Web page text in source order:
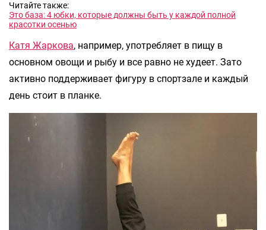
Читайте также:
Это база: 4 юбки, которые должны быть у каждой полной
красотки осенью
Катя Жаркова, например, употребляет в пищу в
основном овощи и рыбу и все равно не худеет. Зато
активно поддерживает фигуру в спортзале и каждый
день стоит в планке.